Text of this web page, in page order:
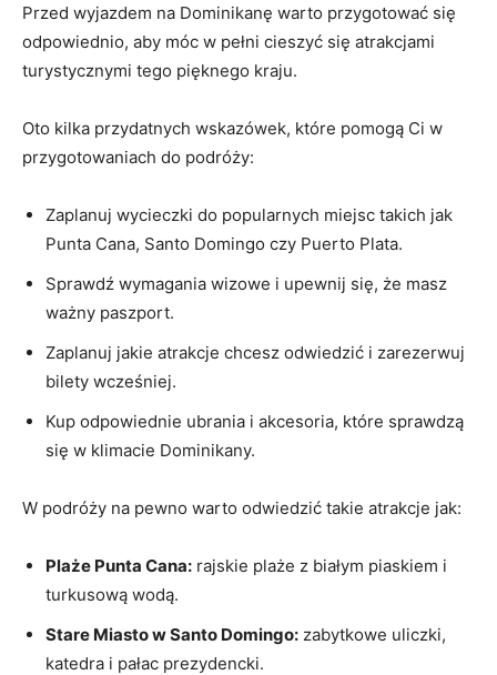
Przed wyjazdem na Dominikanę warto ​przygotować ⁣się
odpowiednio, aby móc w pełni cieszyć ‍się‌ atrakcjami
turystycznymi tego pięknego kraju.
Oto kilka⁣ przydatnych wskazówek,‌ które pomogą Ci w
przygotowaniach do podróży:
Zaplanuj wycieczki do ⁣popularnych miejsc takich jak
Punta Cana, ‌Santo Domingo czy Puerto Plata.
Sprawdź wymagania wizowe i‌ upewnij się, ​że masz
ważny ‍paszport.
Zaplanuj⁣ jakie ​atrakcje⁣ chcesz odwiedzić i⁢ zarezerwuj
bilety wcześniej.
Kup ⁢odpowiednie ubrania⁢ i akcesoria, które sprawdzą
się w ⁢klimacie Dominikany.
W podróży na pewno warto odwiedzić takie ⁢atrakcje ​jak:
Plaże Punta Cana: rajskie plaże z białym ‍piaskiem i
turkusową ​wodą.
Stare Miasto w Santo Domingo: zabytkowe uliczki,
katedra i pałac ​prezydencki.